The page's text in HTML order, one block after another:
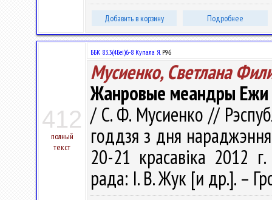
Добавить в корзину Подробнее
412
полный
текст
ББК 83.3(4Беі)6-8 Купала Я.Р96
Мусиенко, Светлана
Жанровые меандры Ежи
/ С. Ф. Мусиенко //
годдзя з дня
20-21 красавіка 2012
рада: І. В. Жук [и др.]. –